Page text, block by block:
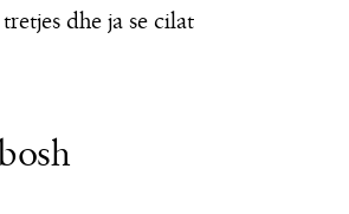
dhe ja se cilat